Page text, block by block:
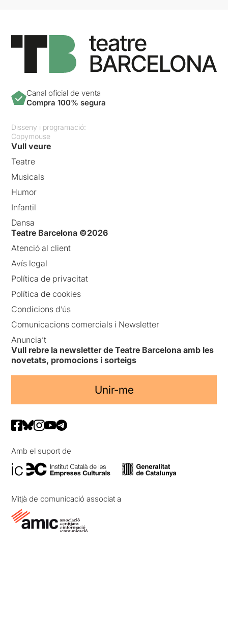
Canal oficial de venta
Compra 100% segura
Disseny i programació:
Copymouse
Vull veure
Teatre
Musicals
Humor
Infantil
Dansa
Teatre Barcelona ©2026
Atenció al client
Avís legal
Política de privacitat
Política de cookies
Condicions d’ús
Comunicacions comercials i Newsletter
Anuncia’t
Vull rebre la newsletter de Teatre Barcelona amb les
novetats, promocions i sorteigs
Unir-me
Amb el suport de
Mitjà de comunicació associat a